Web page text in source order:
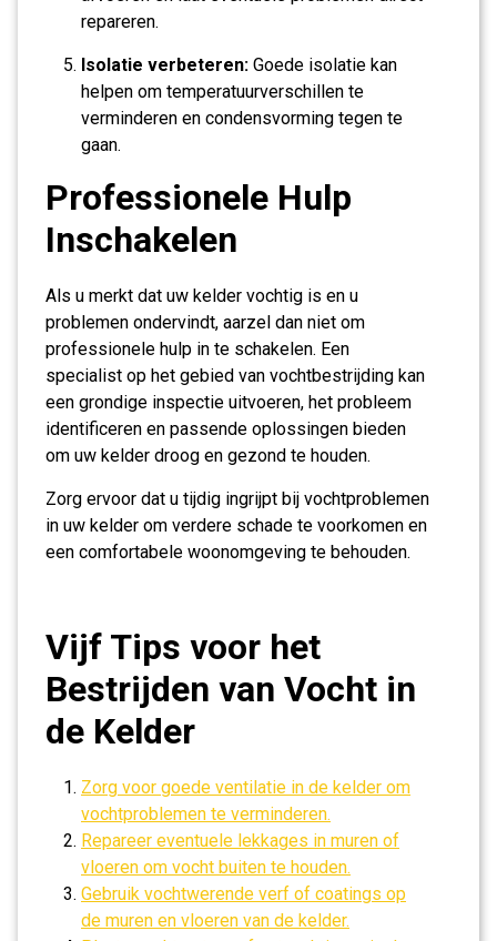
repareren.
Isolatie verbeteren: Goede isolatie kan
helpen om temperatuurverschillen te
verminderen en condensvorming tegen te
gaan.
Professionele Hulp
Inschakelen
Als u merkt dat uw kelder vochtig is en u
problemen ondervindt, aarzel dan niet om
professionele hulp in te schakelen. Een
specialist op het gebied van vochtbestrijding kan
een grondige inspectie uitvoeren, het probleem
identificeren en passende oplossingen bieden
om uw kelder droog en gezond te houden.
Zorg ervoor dat u tijdig ingrijpt bij vochtproblemen
in uw kelder om verdere schade te voorkomen en
een comfortabele woonomgeving te behouden.
Vijf Tips voor het
Bestrijden van Vocht in
de Kelder
Zorg voor goede ventilatie in de kelder om
vochtproblemen te verminderen.
Repareer eventuele lekkages in muren of
vloeren om vocht buiten te houden.
Gebruik vochtwerende verf of coatings op
de muren en vloeren van de kelder.